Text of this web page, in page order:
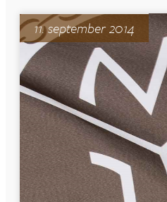
11. september 2014